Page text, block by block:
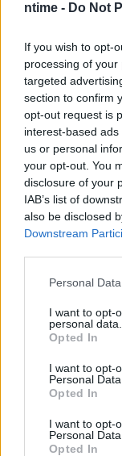
ntime - Do Not
If you wish to opt-
processing of
targeted
section to confirm
opt-out request is
interest-based
us or personal
your opt-out. You
disclosure of your
IAB’s list of
also be disclosed
Downstream
Personal
I want to opt-
personal data.
Opted In
I want to opt-
Personal Data.
Opted In
I want to opt-
Personal
Opted In